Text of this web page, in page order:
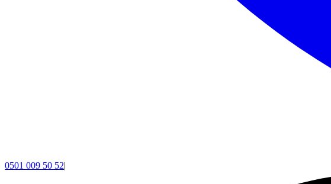
0501 009 50 52|